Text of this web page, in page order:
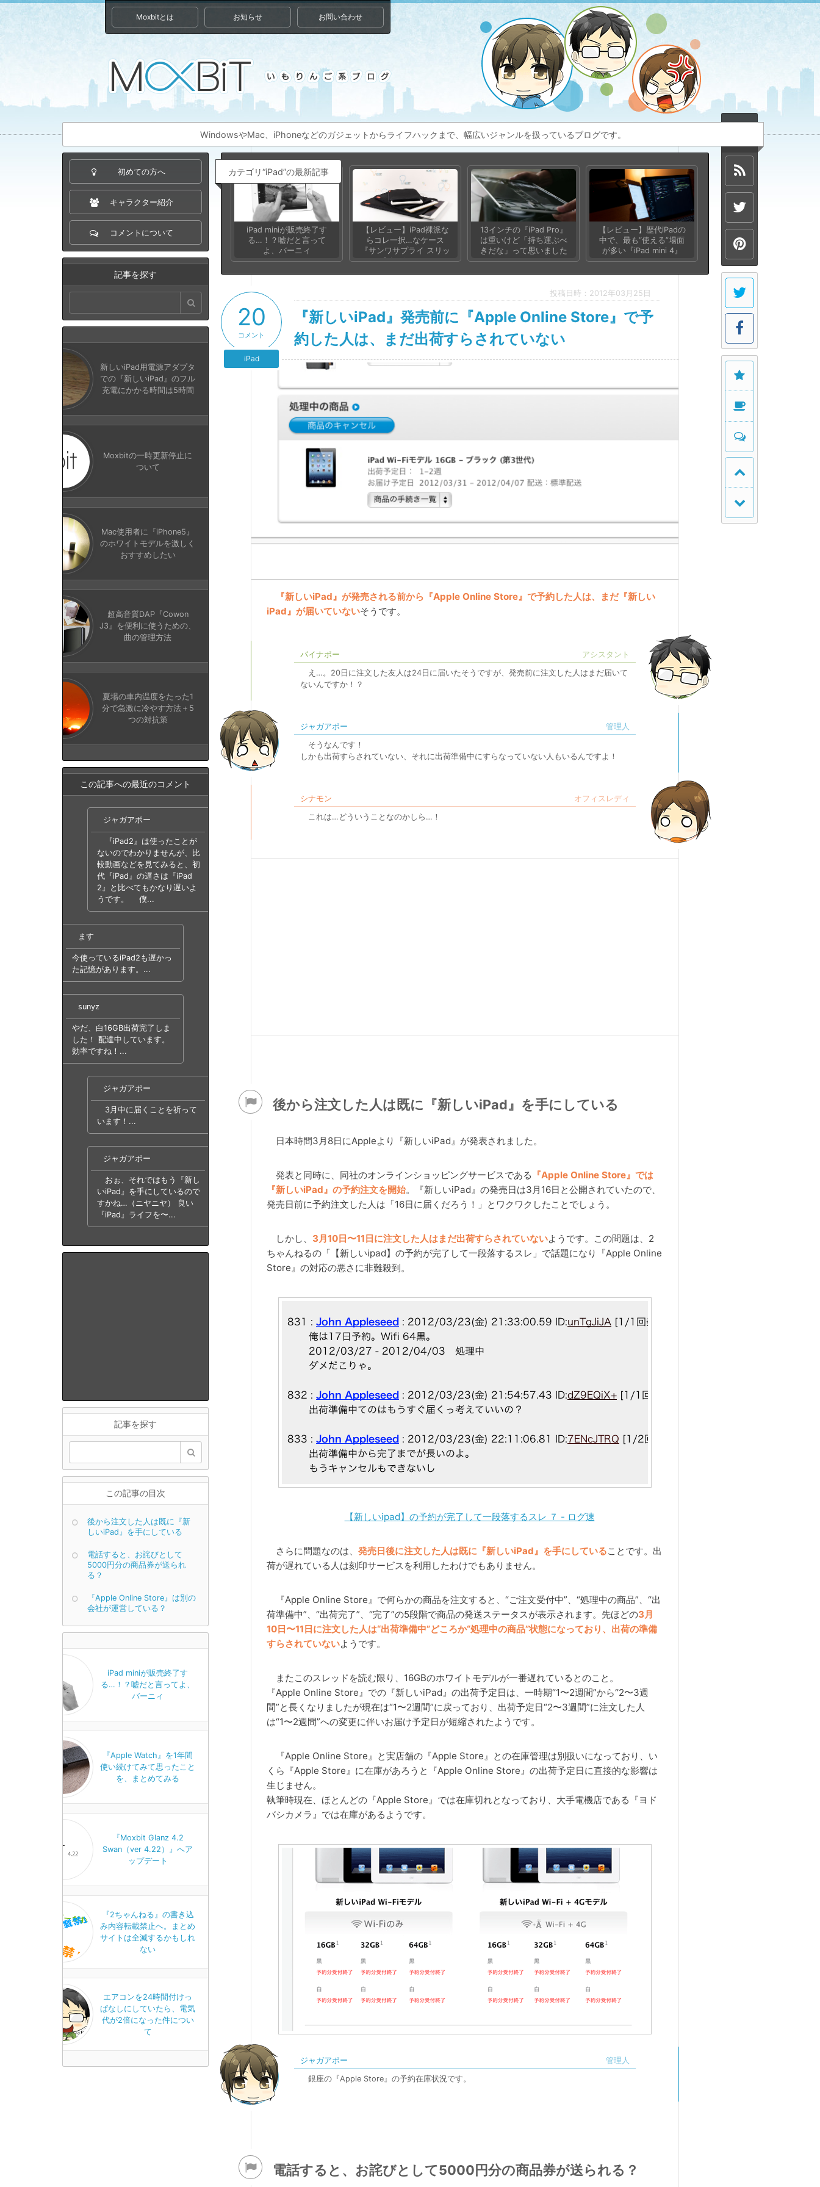
Moxbitとは お知らせ お問い合わせ
WindowsやMac、iPhoneなどのガジェットからライフハックまで、幅広いジャンルを扱っているブログです。
初めての方へ
キャラクター紹介
コメントについて
記事を探す
新しいiPad用電源アダプタ
での『新しいiPad』のフル
充電にかかる時間は5時間
Moxbitの一時更新停止に
ついて
Mac使用者に『iPhone5』
のホワイトモデルを激しく
おすすめしたい
超高音質DAP『Cowon
J3』を便利に使うための、
曲の管理方法
夏場の車内温度をたった1
分で急激に冷やす方法＋5
つの対抗策
この記事への最近のコメント
ジャガアポー
『iPad2』は使ったことが
ないのでわかりませんが、比
較動画などを見てみると、初
代『iPad』の遅さは『iPad
2』と比べてもかなり遅いよ
うです。 僕...
ます
今使っているiPad2も遅かっ
た記憶があります。...
sunyz
やだ、白16GB出荷完了しま
した！ 配達中しています。
効率ですね！...
ジャガアポー
3月中に届くことを祈って
います！...
ジャガアポー
おぉ、それではもう『新し
いiPad』を手にしているので
すかね…（ニヤニヤ） 良い
『iPad』ライフを〜...
記事を探す
この記事の目次
後から注文した人は既に『新
しいiPad』を手にしている
電話すると、お詫びとして
5000円分の商品券が送られ
る？
『Apple Online Store』は別の
会社が運営している？
iPad miniが販売終了す
る…！？嘘だと言ってよ、
バーニィ
『Apple Watch』を1年間
使い続けてみて思ったこと
を、まとめてみる
『Moxbit Glanz 4.2
Swan（ver 4.22）』へア
ップデート
『2ちゃんねる』の書き込
み内容転載禁止へ。まとめ
サイトは全滅するかもしれ
ない
エアコンを24時間付けっ
ぱなしにしていたら、電気
代が2倍になった件につい
て
カテゴリ“iPad”の最新記事
iPad miniが販売終了す
る…！？嘘だと言って
よ、バーニィ
【レビュー】iPad裸派な
らコレ一択…なケース
『サンワサプライ スリッ
プインケース』
13インチの『iPad Pro』
は重いけど「持ち運ぶべ
きだな」って思いました
【レビュー】歴代iPadの
中で、最も“使える”場面
が多い『iPad mini 4』
投稿日時：2012年03月25日
『新しいiPad』発売前に『Apple Online Store』で予
約した人は、まだ出荷すらされていない
20
コメント
iPad
『新しいiPad』が発売される前から『Apple Online Store』で予約した人は、まだ『新しい
iPad』が届いていないそうです。
パイナポー
え…。20日に注文した友人は24日に届いたそうですが、発売前に注文した人はまだ届いて
ないんですか！？
ジャガアポー
そうなんです！
しかも出荷すらされていない、それに出荷準備中にすらなっていない人もいるんですよ！
シナモン
これは…どういうことなのかしら…！
後から注文した人は既に『新しいiPad』を手にしている
日本時間3月8日にAppleより『新しいiPad』が発表されました。
発表と同時に、同社のオンラインショッピングサービスである 『Apple Online Store』では
『新しいiPad』の予約注文を開始。『新しいiPad』の発売日は3月16日と公開されていたので、
発売日前に予約注文した人は「16日に届くだろう！」とワクワクしたことでしょう。
しかし、 3月10日〜11日に注文した人はまだ出荷すらされていないようです。この問題は、2
ちゃんねるの「【新しいipad】の予約が完了して一段落するスレ」で話題になり『Apple Online
Store』の対応の悪さに非難殺到。
【新しいipad】の予約が完了して一段落するスレ ７ - ログ速
さらに問題なのは、発売日後に注文した人は既に『新しいiPad』を手にしていることです。出
荷が遅れている人は刻印サービスを利用したわけでもありません。
『Apple Online Store』で何らかの商品を注文すると、“ご注文受付中”、“処理中の商品”、“出
荷準備中”、“出荷完了”、“完了”の5段階で商品の発送ステータスが表示されます。先ほどの3月
10日〜11日に注文した人は“出荷準備中”どころか“処理中の商品”状態になっており、出荷の準備
すらされていないようです。
またこのスレッドを読む限り、16GBのホワイトモデルが一番遅れているとのこと。
『Apple Online Store』での『新しいiPad』の出荷予定日は、一時期“1〜2週間”から“2〜3週
間”と長くなりましたが現在は“1〜2週間”に戻っており、出荷予定日“2〜3週間”に注文した人
は“1〜2週間”への変更に伴いお届け予定日が短縮されたようです。
『Apple Online Store』と実店舗の『Apple Store』との在庫管理は別扱いになっており、い
くら『Apple Store』に在庫があろうと『Apple Online Store』の出荷予定日に直接的な影響は
生じません。
執筆時現在、ほとんどの『Apple Store』では在庫切れとなっており、大手電機店である『ヨド
バシカメラ』では在庫があるようです。
ジャガアポー
銀座の『Apple Store』の予約在庫状況です。
電話すると、お詫びとして5000円分の商品券が送られる？